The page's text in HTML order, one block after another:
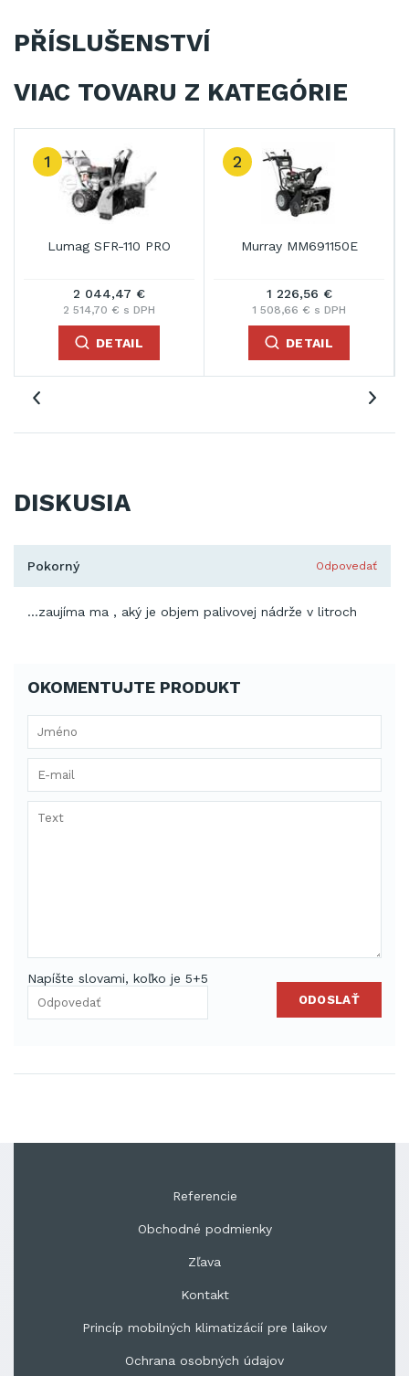
PŘÍSLUŠENSTVÍ
VIAC TOVARU Z KATEGÓRIE
1
Lumag SFR-110 PRO
2 044,47 €
2 514,70 € s DPH
DETAIL
2
Murray MM691150E
1 226,56 €
1 508,66 € s DPH
DETAIL
DISKUSIA
Pokorný Odpovedať
...zaujíma ma , aký je objem palivovej nádrže v litroch
OKOMENTUJTE PRODUKT
Napíšte slovami, koľko je 5+5
ODOSLAŤ
Referencie
Obchodné podmienky
Zľava
Kontakt
Princíp mobilných klimatizácií pre laikov
Ochrana osobných údajov